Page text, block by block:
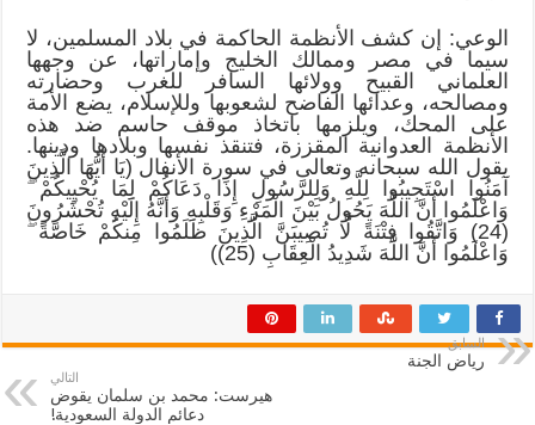
الوعي: إن كشف الأنظمة الحاكمة في بلاد المسلمين، لا
سيما في مصر وممالك الخليج وإماراتها، عن وجهها
العلماني القبيح وولائها السافر للغرب وحضارته
ومصالحه، وعدائها الفاضح لشعوبها وللإسلام، يضع الأمة
على المحك، ويلزمها باتخاذ موقف حاسم ضد هذه
الأنظمة العدوانية المقززة، فتنقذ نفسها وبلادها ودينها.
يقول الله سبحانه وتعالى في سورة الأنفال (يَا أَيُّهَا الَّذِينَ
آمَنُوا اسْتَجِيبُوا لِلَّهِ وَلِلرَّسُولِ إِذَا دَعَاكُمْ لِمَا يُحْيِيكُمْ ۖ
وَاعْلَمُوا أَنَّ اللَّهَ يَحُولُ بَيْنَ الْمَرْءِ وَقَلْبِهِ وَأَنَّهُ إِلَيْهِ تُحْشَرُونَ
(24) وَاتَّقُوا فِتْنَةً لَّا تُصِيبَنَّ الَّذِينَ ظَلَمُوا مِنكُمْ خَاصَّةً ۖ
وَاعْلَمُوا أَنَّ اللَّهَ شَدِيدُ الْعِقَابِ (25))
السابق
رياض الجنة
التالي
هيرست: محمد بن سلمان يقوض
دعائم الدولة السعودية!